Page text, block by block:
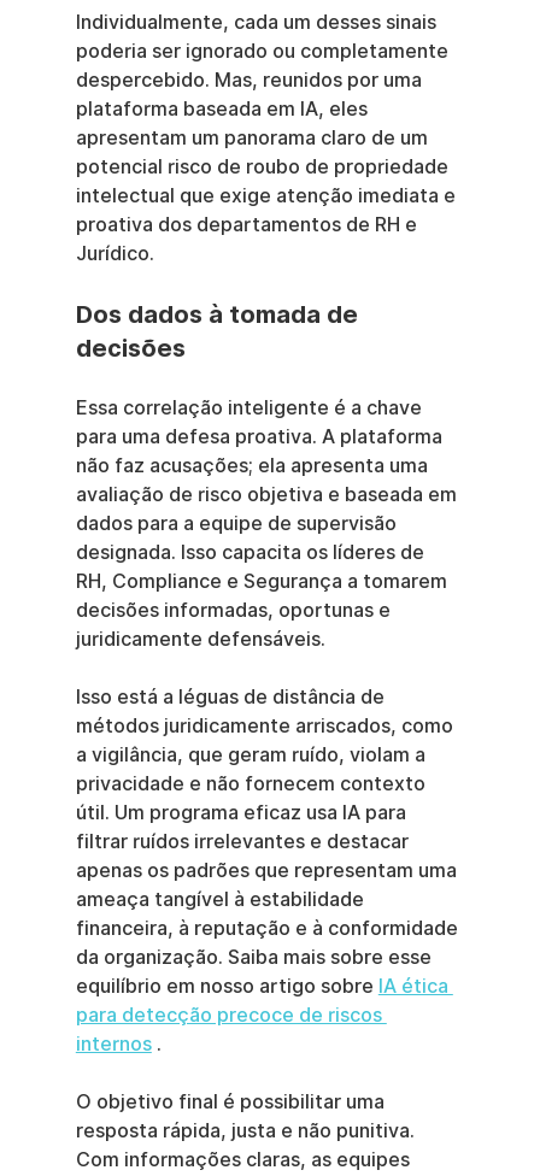
Individualmente, cada um desses sinais
poderia ser ignorado ou completamente
despercebido. Mas, reunidos por uma
plataforma baseada em IA, eles
apresentam um panorama claro de um
potencial risco de roubo de propriedade
intelectual que exige atenção imediata e
proativa dos departamentos de RH e
Jurídico.
Dos dados à tomada de
decisões
Essa correlação inteligente é a chave
para uma defesa proativa. A plataforma
não faz acusações; ela apresenta uma
avaliação de risco objetiva e baseada em
dados para a equipe de supervisão
designada. Isso capacita os líderes de
RH, Compliance e Segurança a tomarem
decisões informadas, oportunas e
juridicamente defensáveis.
Isso está a léguas de distância de
métodos juridicamente arriscados, como
a vigilância, que geram ruído, violam a
privacidade e não fornecem contexto
útil. Um programa eficaz usa IA para
filtrar ruídos irrelevantes e destacar
apenas os padrões que representam uma
ameaça tangível à estabilidade
financeira, à reputação e à conformidade
da organização. Saiba mais sobre esse
equilíbrio em nosso artigo sobre IA ética
para detecção precoce de riscos
internos .
O objetivo final é possibilitar uma
resposta rápida, justa e não punitiva.
Com informações claras, as equipes